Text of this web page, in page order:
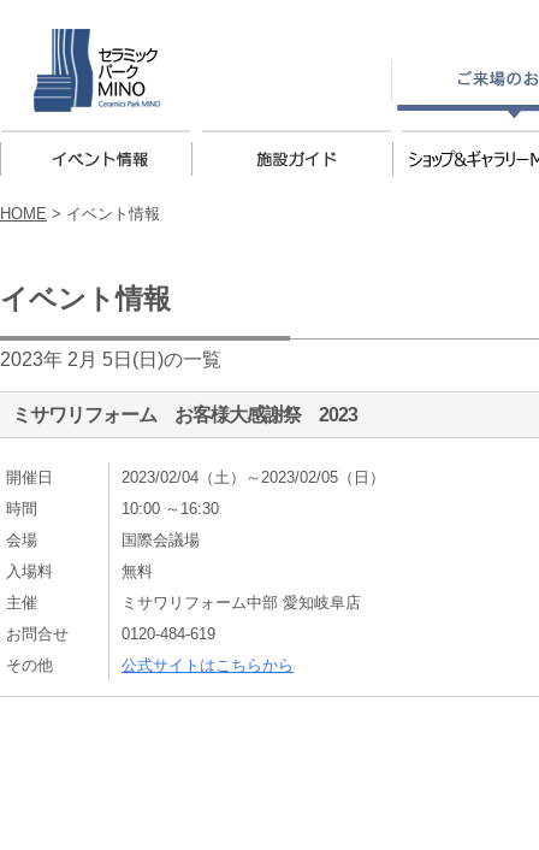
HOME > イベント情報
イベント情報
2023年 2月 5日(日)の一覧
ミサワリフォーム お客様大感謝祭 2023
開催日
2023/02/04（土）～2023/02/05（日）
時間
10:00 ～16:30
会場
国際会議場
入場料
無料
主催
ミサワリフォーム中部 愛知岐阜店
お問合せ
0120-484-619
その他
公式サイトはこちらから